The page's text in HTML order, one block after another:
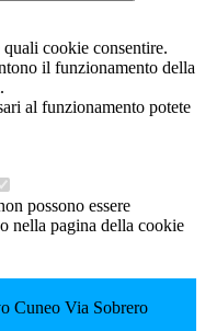
quali cookie consentire.
il funzionamento della
al funzionamento potete
possono essere
nella pagina della cookie
Cuneo Via Sobrero